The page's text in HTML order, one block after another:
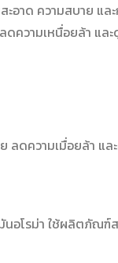
สะอาด ความสบาย
ความเหนื่อยล้า แล
ลดความเมื่อยล้า แ
อโรม่า ใช้ผลิตภัณฑ์